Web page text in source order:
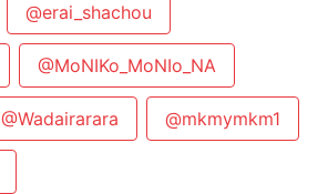
@erai_shachou
@MoNIKo_MoNIo_NA
@Wadairarara @mkmymkm1